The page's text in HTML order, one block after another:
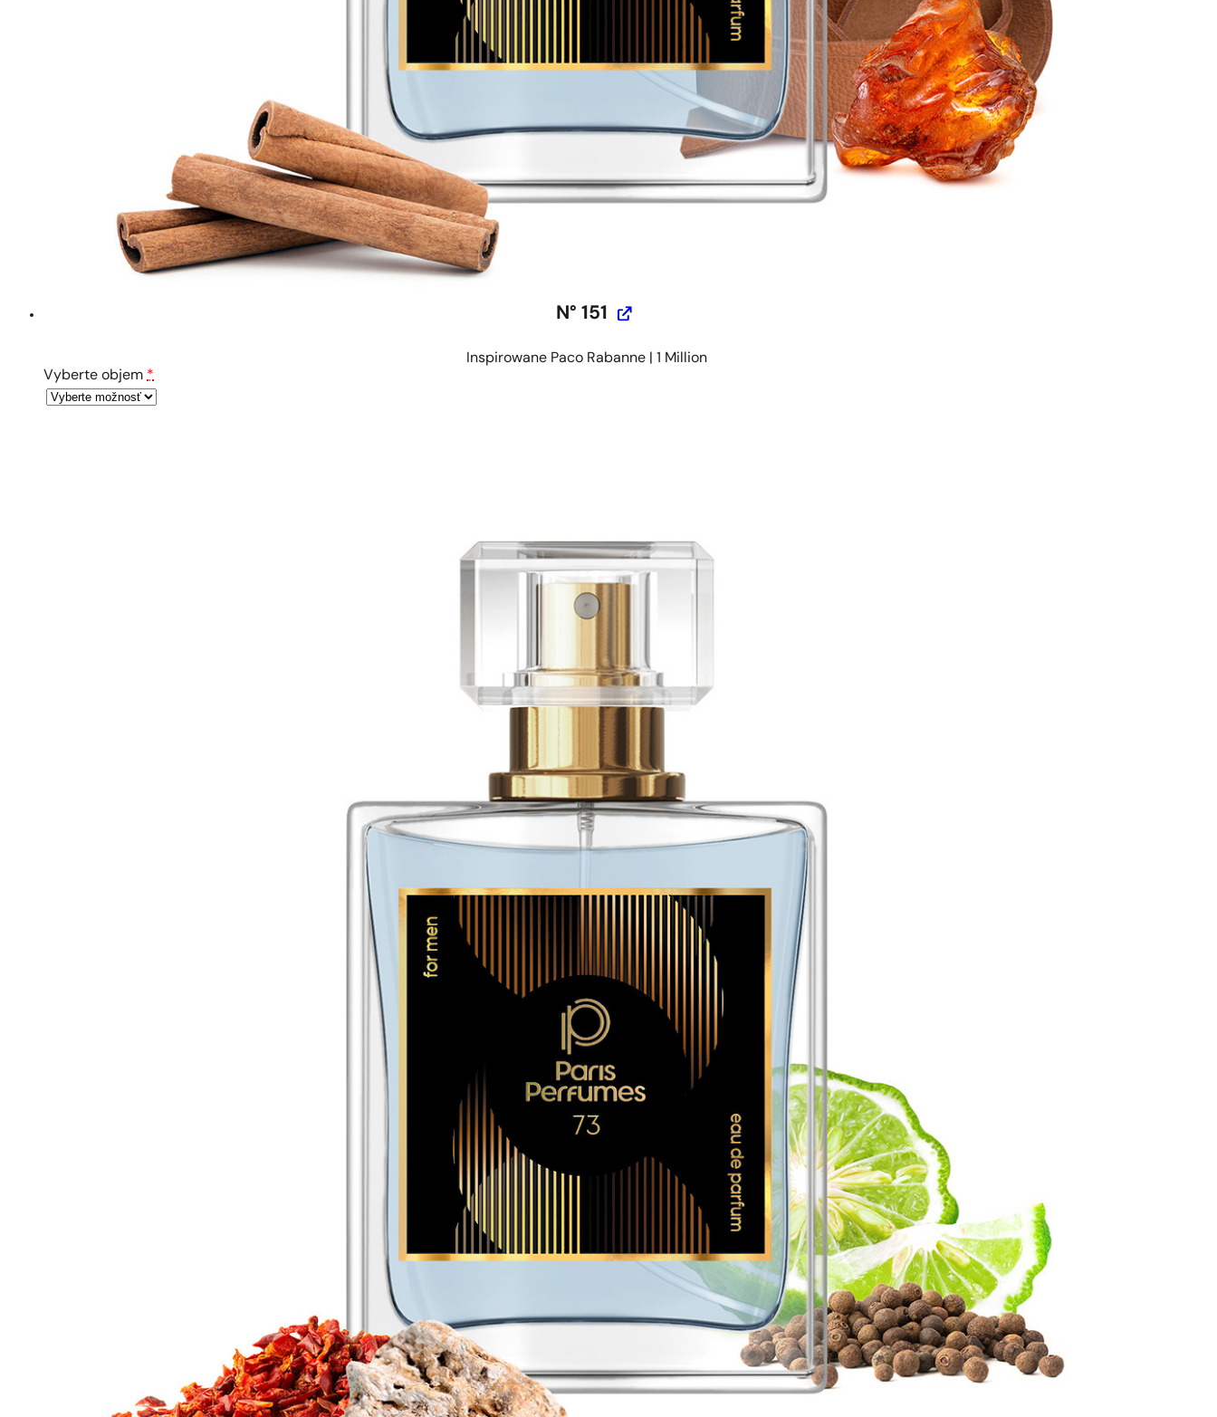
N° 151
Inspirowane Paco Rabanne | 1 Million
Vyberte objem *